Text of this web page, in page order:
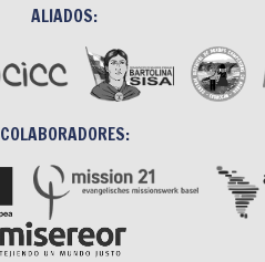
ALIADOS:
COLABORADORES: